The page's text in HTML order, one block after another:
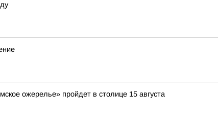
ожерелье» пройдет в столице 15 августа